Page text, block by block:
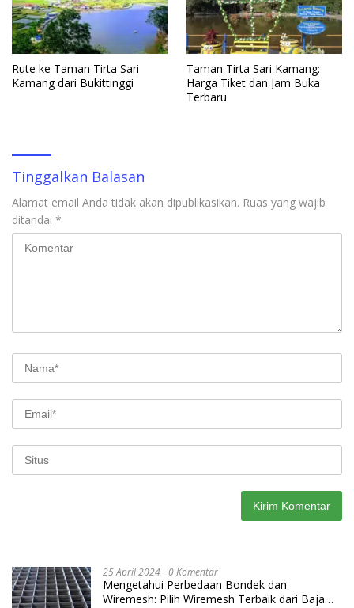
Rute ke Taman Tirta Sari
Kamang dari Bukittinggi
Taman Tirta Sari Kamang:
Harga Tiket dan Jam Buka
Terbaru
Tinggalkan Balasan
Alamat email Anda tidak akan dipublikasikan. Ruas yang wajib
ditandai *
25 April 2024 0 Komentar
Mengetahui Perbedaan Bondek dan
Wiremesh: Pilih Wiremesh Terbaik dari Baja